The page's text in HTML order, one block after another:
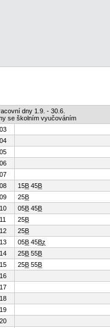
dny 1.9. - 30.6.
se školním vyučováním
03
04
05
06
07
08
15B 45B
09
25B
10
05B 45B
11
25B
12
25B
13
05B 45Bz
14
25B 55B
15
25B 55B
16
17
18
19
20